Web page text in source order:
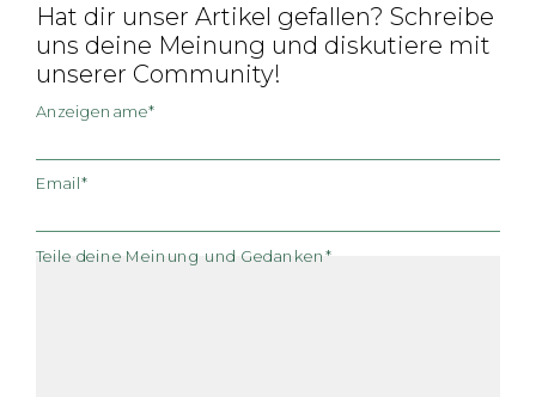
Hat dir unser Artikel gefallen? Schreibe
uns deine Meinung und diskutiere mit
unserer Community!
Anzeigename*
Email*
Teile deine Meinung und Gedanken*